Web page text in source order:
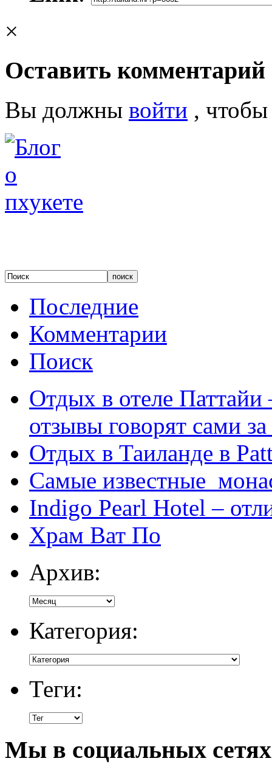
×
Оставить комментарий
Вы должны войти ,
Последние
Комментарии
Поиск
Отдых в отеле
отзывы говорят сами за
Отдых в Таиланде в
Самые известные
Indigo Pearl Hotel –
Храм Ват По
Архив:
Категория:
Теги:
Мы в социальных сетях